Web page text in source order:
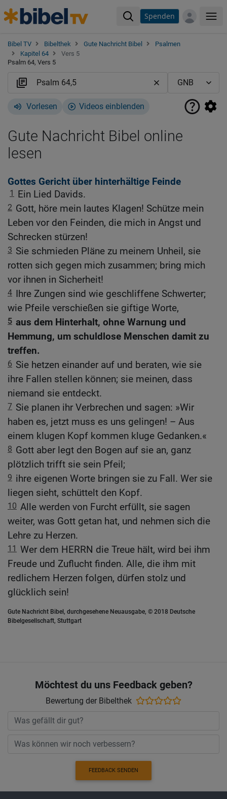
Spenden
Bibel TV Bibelthek Gute Nachricht Bibel
Psalmen
Kapitel 64
Vers 5
Psalm 64, Vers 5
Vorlesen Videos einblenden
Gute Nachricht Bibel online
lesen
Gottes Gericht über hinterhältige Feinde
1 Ein Lied Davids.
2 Gott, höre mein lautes Klagen! Schütze mein
Leben vor den Feinden, die mich in Angst und
Schrecken stürzen!
3 Sie schmieden Pläne zu meinem Unheil, sie
rotten sich gegen mich zusammen; bring mich
vor ihnen in Sicherheit!
4 Ihre Zungen sind wie geschliffene Schwerter;
wie Pfeile verschießen sie giftige Worte,
5 aus dem Hinterhalt, ohne Warnung und
Hemmung, um schuldlose Menschen damit zu
treffen.
6 Sie hetzen einander auf und beraten, wie sie
ihre Fallen stellen können; sie meinen, dass
niemand sie entdeckt.
7 Sie planen ihr Verbrechen und sagen: »Wir
haben es, jetzt muss es uns gelingen! – Aus
einem klugen Kopf kommen kluge Gedanken.«
8 Gott aber legt den Bogen auf sie an, ganz
plötzlich trifft sie sein Pfeil;
9 ihre eigenen Worte bringen sie zu Fall. Wer sie
liegen sieht, schüttelt den Kopf.
10 Alle werden von Furcht erfüllt, sie sagen
weiter, was Gott getan hat, und nehmen sich die
Lehre zu Herzen.
11 Wer dem HERRN die Treue hält, wird bei ihm
Freude und Zuflucht finden. Alle, die ihm mit
redlichem Herzen folgen, dürfen stolz und
glücklich sein!
Gute Nachricht Bibel, durchgesehene Neuausgabe, © 2018 Deutsche
Bibelgesellschaft, Stuttgart
Möchtest du uns Feedback geben?
Bewertung der Bibelthek
FEEDBACK SENDEN